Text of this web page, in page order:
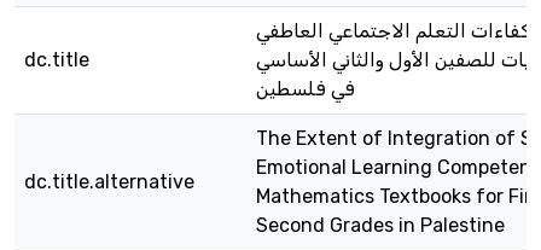
dc.title
التعلم الاجتماعي العاطفي
للصفين الأول والثاني الأساسي
في فلسطين
dc.title.alternative
The Extent of Integration of
Emotional Learning
Mathematics Textbooks for
Second Grades in Palestine